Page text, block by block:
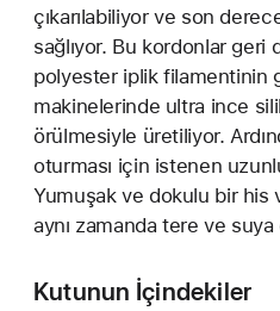
çıkarılabiliyor ve son
sağlıyor. Bu kordonlar
polyester iplik filamentinin
makinelerinde ultra ince
örülmesiyle üretiliyor.
oturması için istenen
Yumuşak ve dokulu bir his
aynı zamanda tere ve suya
Kutunun İçindekiler